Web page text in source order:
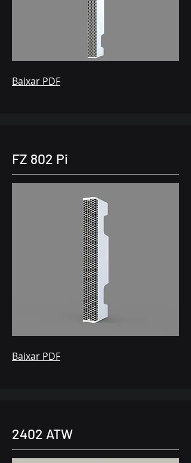
Baixar PDF
FZ 802 Pi
Baixar PDF
2402 ATW